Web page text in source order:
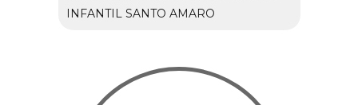
INFANTIL SANTO AMARO